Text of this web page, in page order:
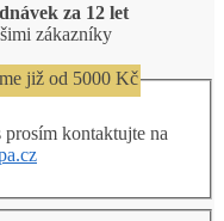
za 12 let
zákazníky
již od 5000 Kč
kontaktujte na